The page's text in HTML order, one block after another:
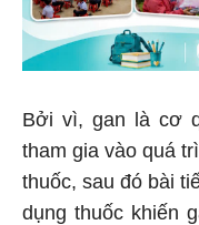
Bởi vì, gan là cơ
tham gia vào quá
thuốc, sau đó bài
dụng thuốc khiến